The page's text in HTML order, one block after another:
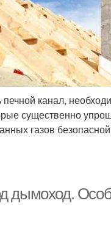
печной канал,
существенно
газов
дымоход.